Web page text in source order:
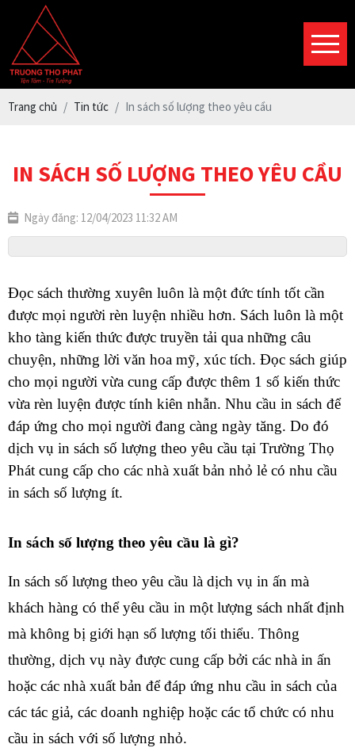
Trang chủ Tin tức In sách số lượng theo yêu cầu
IN SÁCH SỐ LƯỢNG THEO YÊU CẦU
Ngày đăng: 12/04/2023 11:32 AM
Đọc sách thường xuyên luôn là một đức tính tốt cần
được mọi người rèn luyện nhiều hơn. Sách luôn là một
kho tàng kiến thức được truyền tải qua những câu
chuyện, những lời văn hoa mỹ, xúc tích. Đọc sách giúp
cho mọi người vừa cung cấp được thêm 1 số kiến thức
vừa rèn luyện được tính kiên nhẫn. Nhu cầu in sách để
đáp ứng cho mọi người đang càng ngày tăng. Do đó
dịch vụ in sách số lượng theo yêu cầu tại Trường Thọ
Phát cung cấp cho các nhà xuất bản nhỏ lẻ có nhu cầu
in sách số lượng ít.
In sách số lượng theo yêu cầu là gì?
In sách số lượng theo yêu cầu là dịch vụ in ấn mà
khách hàng có thể yêu cầu in một lượng sách nhất định
mà không bị giới hạn số lượng tối thiểu. Thông
thường, dịch vụ này được cung cấp bởi các nhà in ấn
hoặc các nhà xuất bản để đáp ứng nhu cầu in sách của
các tác giả, các doanh nghiệp hoặc các tổ chức có nhu
cầu in sách với số lượng nhỏ.